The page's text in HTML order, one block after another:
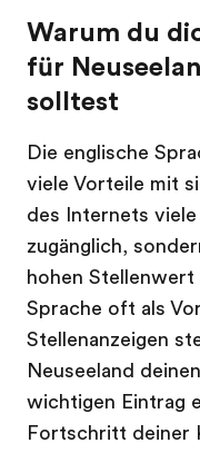
Warum du
für
solltest
Die englische
viele Vorteile mit
des Internets
zugänglich,
hohen Stellenwert
Sprache oft als
Stellenanzeigen
Neuseeland
wichtigen Eintrag
Fortschritt deiner